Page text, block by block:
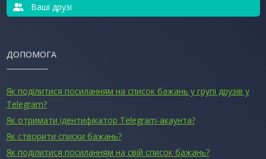
Ваші друзі
ДОПОМОГА
Як поділитися посиланням на список бажань у групі друзів у
Telegram?
Як отримати ідентифікатор Telegram-акаунта?
Як створити списки бажань?
Як поділитися посиланням на свій список бажань?